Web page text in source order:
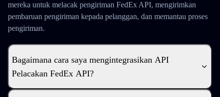
mereka untuk melacak pengiriman FedEx API, mengirimkan
pembaruan pengiriman kepada pelanggan, dan memantau proses
pengiriman.
Bagaimana cara saya mengintegrasikan API
Pelacakan FedEx API?